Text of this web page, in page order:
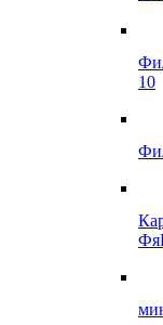
10